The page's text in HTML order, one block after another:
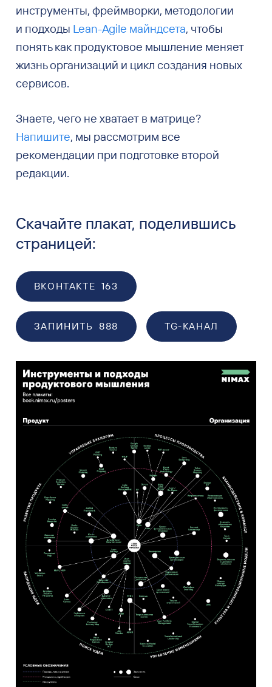
инструменты, фреймворки, методологии
и подходы Lean-Agile майндсета, чтобы
понять как продуктовое мышление меняет
жизнь организаций и цикл создания новых
сервисов.
Знаете, чего не хватает в матрице?
Напишите, мы рассмотрим все
рекомендации при подготовке второй
редакции.
Скачайте плакат, поделившись
страницей:
ВКОНТАКТЕ 163
ЗАПИНИТЬ 888 TG-КАНАЛ